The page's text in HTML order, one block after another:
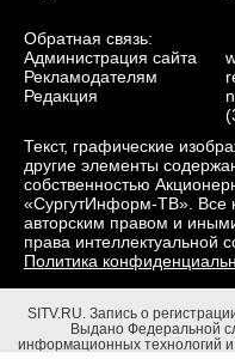
Обратная связь:
Администрация сайта
Рекламодателям
Редакция
Текст, графические
другие элементы
собственностью
«СургутИнформ-ТВ».
авторским правом и
права интеллектуальной
Политика
SITV.RU. Запись о
Выдано Федеральной
информационных технологий